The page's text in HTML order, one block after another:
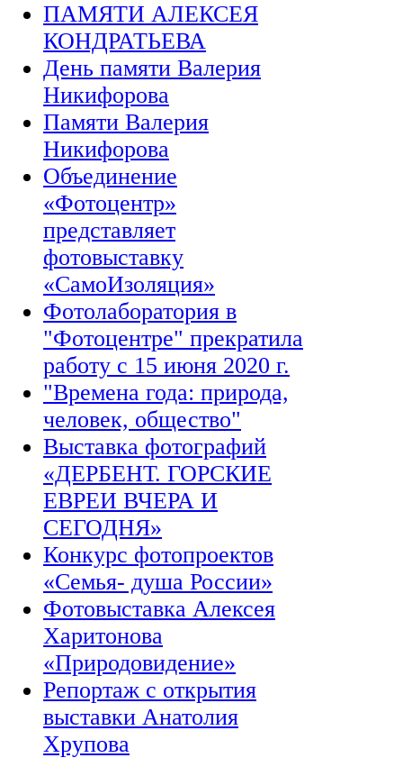
ПАМЯТИ АЛЕКСЕЯ
КОНДРАТЬЕВА
День памяти Валерия
Никифорова
Памяти Валерия
Никифорова
Объединение
«Фотоцентр»
представляет
фотовыставку
«СамоИзоляция»
Фотолаборатория в
"Фотоцентре" прекратила
работу с 15 июня 2020 г.
"Времена года: природа,
человек, общество"
Выставка фотографий
«ДЕРБЕНТ. ГОРСКИЕ
ЕВРЕИ ВЧЕРА И
СЕГОДНЯ»
Конкурс фотопроектов
«Семья- душа России»
Фотовыставка Алексея
Харитонова
«Природовидение»
Репортаж с открытия
выставки Анатолия
Хрупова